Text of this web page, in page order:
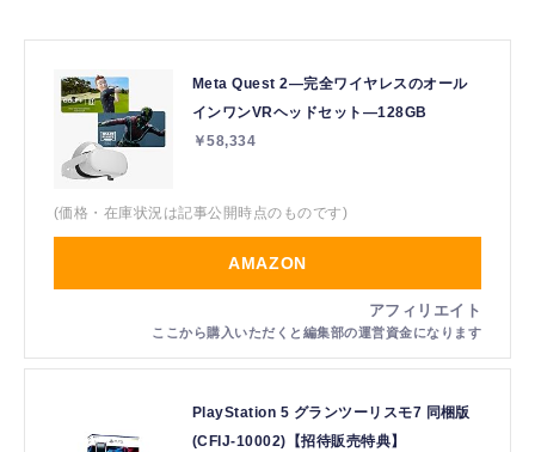
Meta Quest 2—完全ワイヤレスのオール
インワンVRヘッドセット—128GB
￥58,334
(価格・在庫状況は記事公開時点のものです)
AMAZON
PlayStation 5 グランツーリスモ7 同梱版
(CFIJ-10002)【招待販売特典】